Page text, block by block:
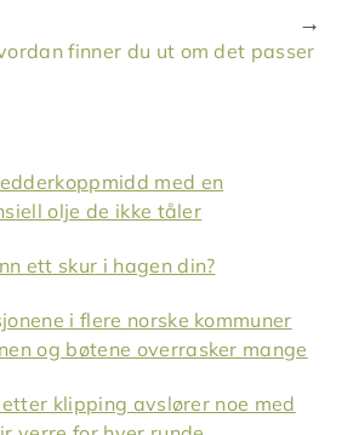
finner du ut om det passer
med en
olje de ikke tåler
ett skur i hagen din?
i flere norske kommuner
og bøtene overrasker mange
klipping avslører noe med